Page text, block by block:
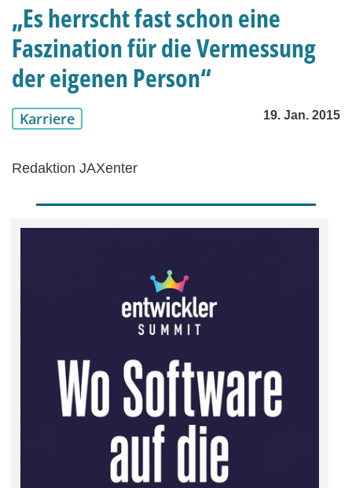
„Es herrscht fast schon eine
Faszination für die Vermessung
der eigenen Person“
Karriere 19. Jan. 2015
Redaktion JAXenter